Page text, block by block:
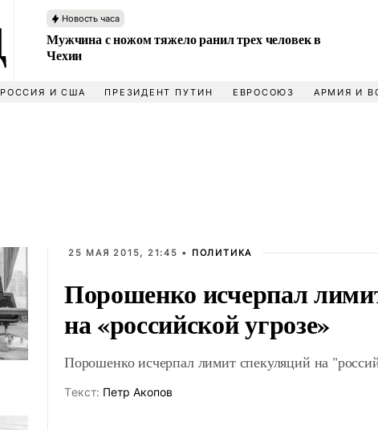
Новость часа
Мужчина с ножом тяжело ранил трех человек в
Чехии
РОССИЯ И США ПРЕЗИДЕНТ ПУТИН ЕВРОСОЮЗ АРМИЯ И
25 МАЯ 2015, 21:45 • ПОЛИТИКА
Порошенко исчерпал
на «российской угрозе»
Порошенко исчерпал лимит спекуляций на
Tекст: Петр Акопов